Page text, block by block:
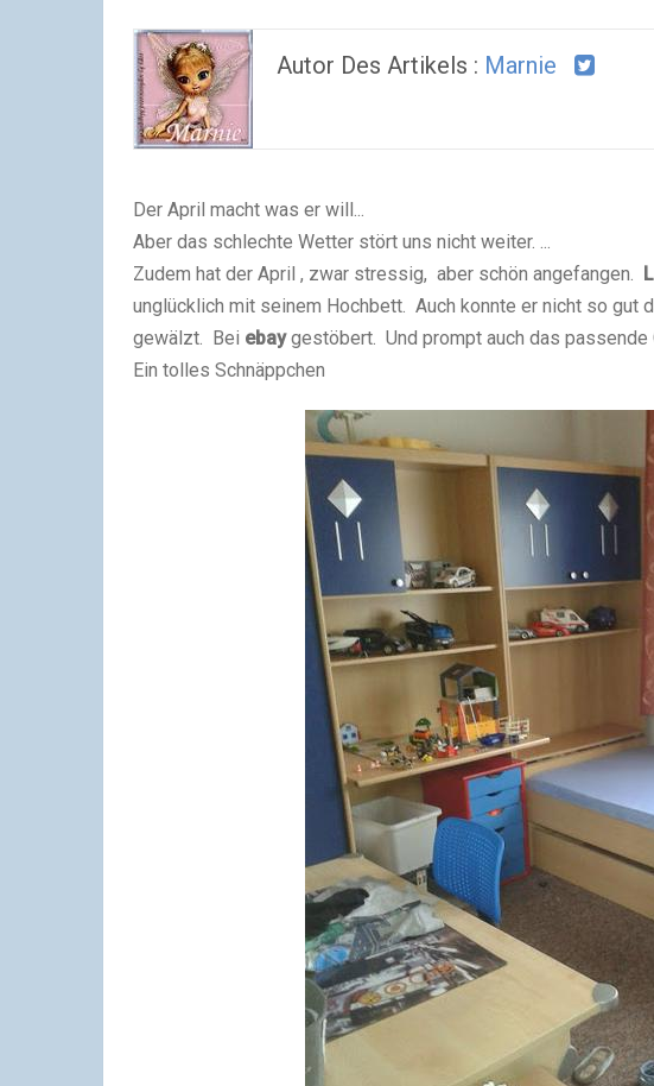
Autor Des Artikels : Marnie
Der April macht was er will...
Aber das schlechte Wetter stört uns nicht weiter. ...
Zudem hat der April , zwar stressig, aber schön angefangen.
unglücklich mit seinem Hochbett. Auch konnte er nicht so gut
gewälzt. Bei ebaygestöbert. Und prompt auch das
Ein tolles Schnäppchen